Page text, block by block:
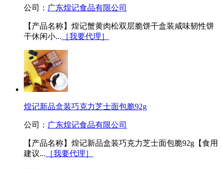
公司： 广东煌记食品有限公司
【产品名称】煌记蟹黄肉松双层脆饼干盒装咸味韧性饼
干休闲小... ［我要代理］
煌记新品盒装巧克力芝士面包脆92g
公司： 广东煌记食品有限公司
【产品名称】煌记新品盒装巧克力芝士面包脆92g【食用
建议... ［我要代理］